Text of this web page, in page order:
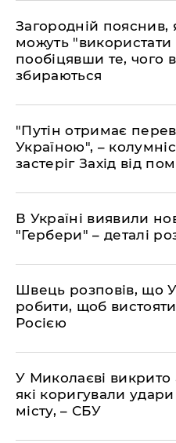
Загородній пояснив,
можуть "використати
пообіцявши те, чого
збираються
"Путін отримає
Україною", –
застеріг Захід від
В Україні виявили
"Гербери" – деталі
Швець розповів, що
робити, щоб
Росією
У Миколаєві викрито
які коригували
місту, – СБУ